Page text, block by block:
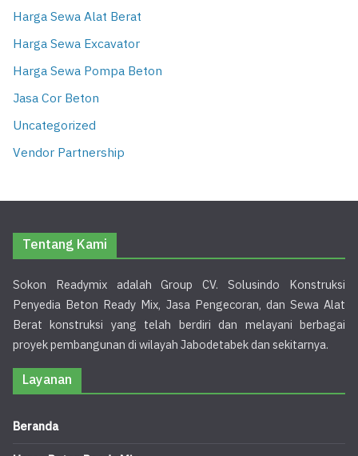
Harga Sewa Alat Berat
Harga Sewa Excavator
Harga Sewa Pompa Beton
Jasa Cor Beton
Uncategorized
Vendor Partnership
Tentang Kami
Sokon Readymix adalah Group CV. Solusindo Konstruksi
Penyedia Beton Ready Mix, Jasa Pengecoran, dan Sewa Alat
Berat konstruksi yang telah berdiri dan melayani berbagai
proyek pembangunan di wilayah Jabodetabek dan sekitarnya.
Layanan
Beranda